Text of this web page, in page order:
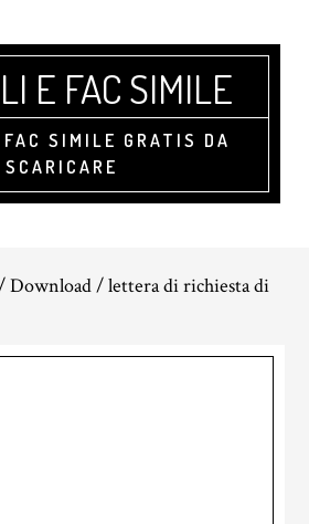
E FAC SIMILE
SIMILE GRATIS DA
SCARICARE
Download/lettera di richiesta di